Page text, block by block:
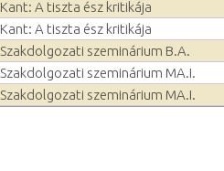
Kant: A tiszta ész kritikája
Kant: A tiszta ész kritikája
Szakdolgozati szeminárium B.A.
Szakdolgozati szeminárium MA.I.
Szakdolgozati szeminárium MA.I.